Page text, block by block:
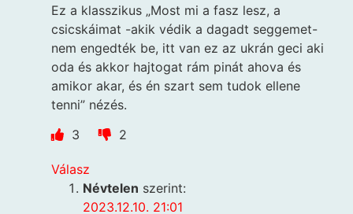
Ez a klasszikus „Most mi a fasz lesz, a
csicskáimat -akik védik a dagadt seggemet-
nem engedték be, itt van ez az ukrán geci aki
oda és akkor hajtogat rám pinát ahova és
amikor akar, és én szart sem tudok ellene
tenni” nézés.
3
2
Válasz
Névtelen szerint:
2023.12.10. 21:01